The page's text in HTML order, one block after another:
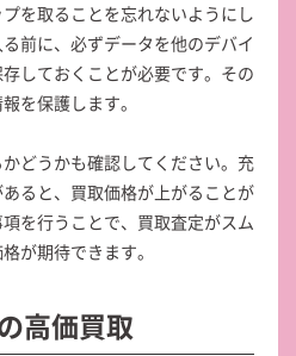
を取ることを忘れないようにし
前に、必ずデータを他のデバイ
しておくことが必要です。その
を保護します。
どうかも確認してください。充
ると、買取価格が上がることが
を行うことで、買取査定がスム
が期待できます。
高価買取